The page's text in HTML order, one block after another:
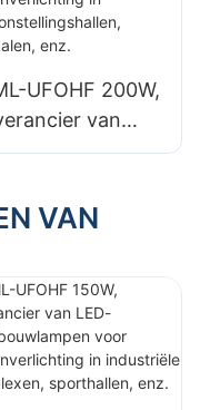
en
UFOHF 200W,
van
gymzalen, enz.
VAN